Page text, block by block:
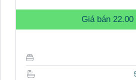
Giá bán 22.00